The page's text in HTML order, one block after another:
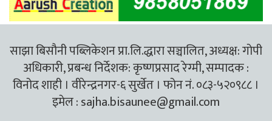
साझा बिसौनी पब्लिकेशन प्रा.लि.द्धारा सञ्चालित, अध्यक्ष: गोपी
अधिकारी, प्रबन्ध निर्देशक: कृष्णप्रसाद रेग्मी, सम्पादक :
विनोद शाही । वीरेन्द्रनगर-६ सुर्खेत । फोन नं. ०८३-५२०९८८ ।
इमेल :sajha.bisaunee@gmail.com